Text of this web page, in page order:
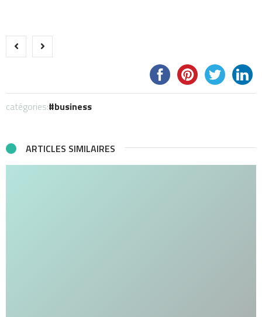
catégories: business
ARTICLES SIMILAIRES